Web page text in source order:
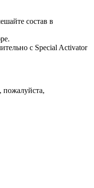
состав в
с Special Activator
пожалуйста,